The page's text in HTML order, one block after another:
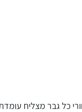
כל גבר מצליח